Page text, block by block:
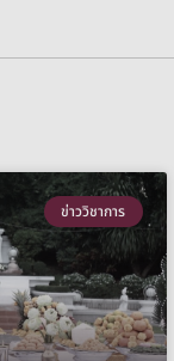
ข่าววิชาการ